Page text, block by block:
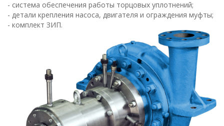
- система обеспечения работы торцовых уплотнений;
- детали крепления насоса, двигателя и ограждения муфты;
- комплект ЗИП.